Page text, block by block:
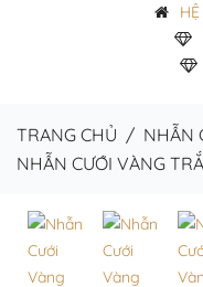
TRANG CHỦ / NHẪN
NHẪN CƯỚI VÀNG